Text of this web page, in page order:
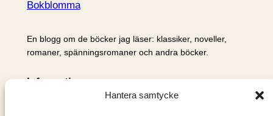
Hantera samtycke
Bokblomma
En blogg om de böcker jag läser: klassiker, noveller,
romaner, spänningsromaner och andra böcker.
Information